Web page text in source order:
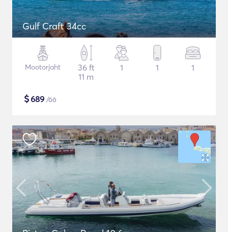
Gulf Craft 34cc
Mootorjaht
36 ft
11 m
1 1 1
$689 /öö